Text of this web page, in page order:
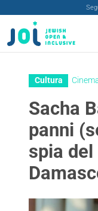
Cultura
Sacha
panni
spia